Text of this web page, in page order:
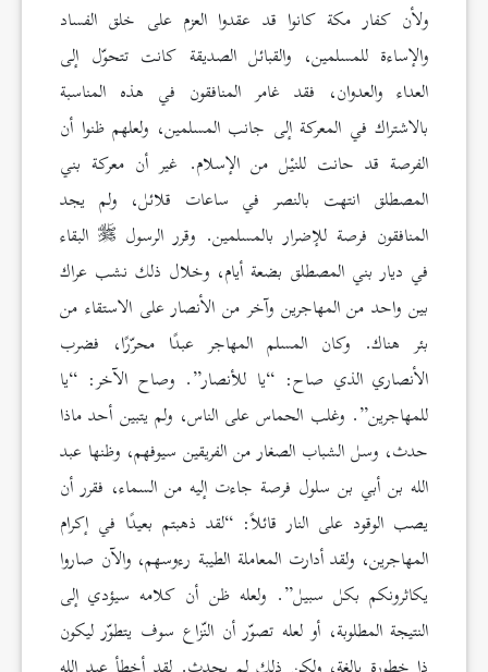
ولأن كفار مكة كانوا قد عقدوا العزم على خلق الفساد
والإساءة للمسلمين، والقبائل الصديقة كانت تتحوّل إلى
العداء والعدوان، فقد غامر المنافقون في هذه المناسبة
بالاشتراك في المعركة إلى جانب المسلمين، ولعلهم ظنوا أن
الفرصة قد حانت للنيْل من الإسلام. غير أن معركة بني
المصطلق انتهت بالنصر في ساعات قلائل، ولم يجد
المنافقون فرصة للإضرار بالمسلمين. وقرر الرسول
البقاء
في ديار بني المصطلق بضعة أيام، وخلال ذلك نشب عراك
بين واحد من المهاجرين وآخر من الأنصار على الاستقاء من
بئر هناك. وكان المسلم المهاجر عبدًا محرّرًا، فضرب
الأنصاري الذي صاح: “يا للأنصار”. وصاح الآخر: “يا
للمهاجرين”. وغلب الحماس على الناس، ولم يتبين أحد ماذا
حدث، وسل الشباب الصغار من الفريقين سيوفهم، وظنها عبد
الله بن أبي بن سلول فرصة جاءت إليه من السماء، فقرر أن
يصب الوقود على النار قائلاً: “لقد ذهبتم بعيدًا في إكرام
المهاجرين، ولقد أدارت المعاملة الطيبة رءوسهم، والآن صاروا
يكاثرونكم بكل سبيل”. ولعله ظن أن كلامه سيؤدي إلى
النتيجة المطلوبة، أو لعله تصوّر أن النّزاع سوف يتطوّر ليكون